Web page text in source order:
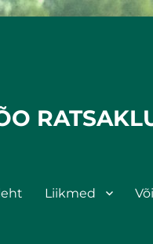
Liikmed